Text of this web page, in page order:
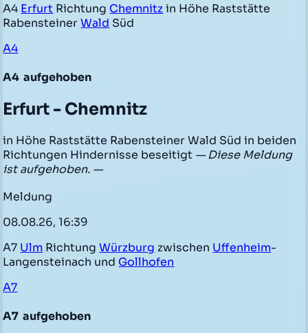
A4 Erfurt Richtung Chemnitzin Höhe Raststätte
RabensteinerWald Süd
A4
A4 aufgehoben
Erfurt - Chemnitz
in Höhe Raststätte Rabensteiner Wald Süd in beiden
Richtungen Hindernisse beseitigt — Diese Meldung
ist aufgehoben. —
Meldung
08.08.26, 16:39
A7 Ulm RichtungWürzburg zwischen Uffenheim-
Langensteinach und Gollhofen
A7
A7 aufgehoben